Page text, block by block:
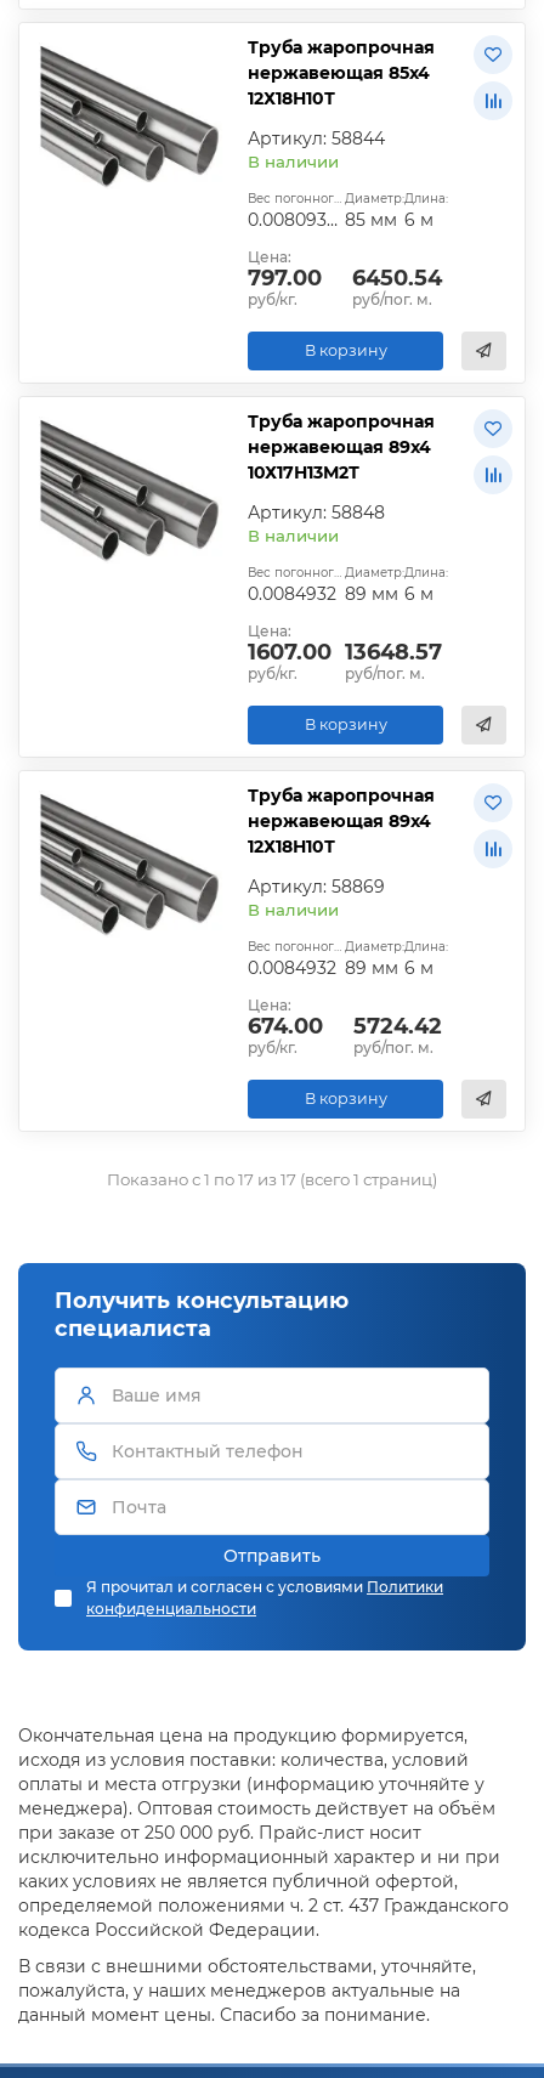
Труба жаропрочная
нержавеющая 85х4
12Х18Н10Т
Артикул: 58844
В наличии
Вес погонного метра, т.:
0.00809352
Диаметр:
85 мм
Длина:
6 м
Цена:
797.00
руб/кг.
6450.54
руб/пог. м.
В корзину
Труба жаропрочная
нержавеющая 89х4
10Х17Н13М2Т
Артикул: 58848
В наличии
Вес погонного метра, т.:
0.0084932
Диаметр:
89 мм
Длина:
6 м
Цена:
1607.00
руб/кг.
13648.57
руб/пог. м.
В корзину
Труба жаропрочная
нержавеющая 89х4
12Х18Н10Т
Артикул: 58869
В наличии
Вес погонного метра, т.:
0.0084932
Диаметр:
89 мм
Длина:
6 м
Цена:
674.00
руб/кг.
5724.42
руб/пог. м.
В корзину
Показано с 1 по 17 из 17 (всего 1 страниц)
Получить консультацию
специалиста
Отправить
Я прочитал и согласен с условиями Политики
конфиденциальности
Окончательная цена на продукцию формируется,
исходя из условия поставки: количества, условий
оплаты и места отгрузки (информацию уточняйте у
менеджера). Оптовая стоимость действует на объём
при заказе от 250 000 руб. Прайс-лист носит
исключительно информационный характер и ни при
каких условиях не является публичной офертой,
определяемой положениями ч. 2 ст. 437 Гражданского
кодекса Российской Федерации.
В связи с внешними обстоятельствами, уточняйте,
пожалуйста, у наших менеджеров актуальные на
данный момент цены. Спасибо за понимание.